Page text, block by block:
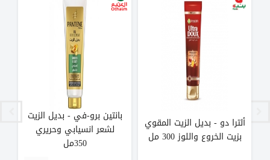
ألترا دو - بديل الزيت المقوي
بزيت الخروع واللوز 300 مل
بانتين برو-في - بديل الزيت
لشعر انسيابي وحريري
350مل